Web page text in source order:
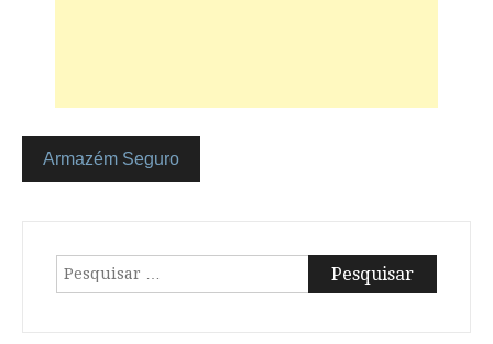
Navegação
artigos
Armazém Seguro
Pesquisar
por: